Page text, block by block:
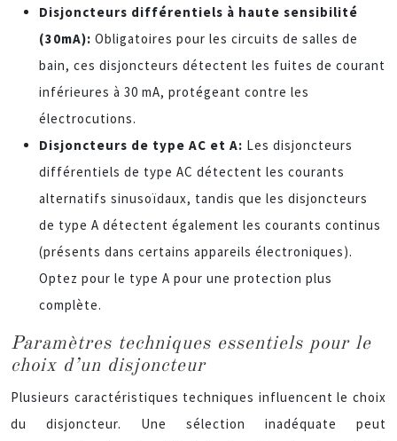
Disjoncteurs différentiels à haute sensibilité
(30mA): Obligatoires pour les circuits de salles de
bain, ces disjoncteurs détectent les fuites de courant
inférieures à 30 mA, protégeant contre les
électrocutions.
Disjoncteurs de type AC et A: Les disjoncteurs
différentiels de type AC détectent les courants
alternatifs sinusoïdaux, tandis que les disjoncteurs
de type A détectent également les courants continus
(présents dans certains appareils électroniques).
Optez pour le type A pour une protection plus
complète.
Paramètres techniques essentiels pour le
choix d’un disjoncteur
Plusieurs caractéristiques techniques influencent le choix
du disjoncteur. Une sélection inadéquate peut